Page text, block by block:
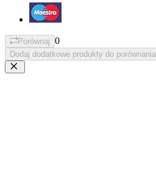
Porównaj 0
Dodaj dodatkowe produkty do porównania